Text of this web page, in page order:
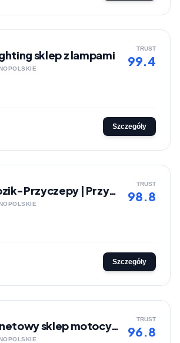
sklep z lampami TRUST
99.4
Szczegóły
Amrozik-Przyczepy | Przyczepy samochodowe TRUST
98.8
Szczegóły
Internetowy sklep motocyklowy | MotoLand TRUST
96.8